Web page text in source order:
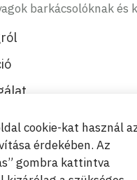
barkácsolóknak és
és kényelmes
cookie-kat használ
érdekében. Az
gombra kattintva